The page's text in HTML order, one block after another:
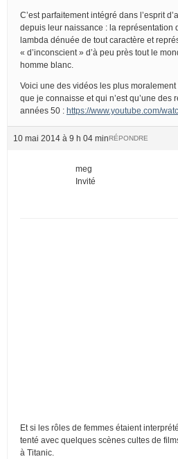
C’est parfaitement intégré dans l’esprit
depuis leur naissance : la représentation
lambda dénuée de tout caractère et
« d’inconscient » d’à peu près tout le
homme blanc.
Voici une des vidéos les plus
que je connaisse et qui n’est qu’une des
années 50 : https://www.youtube.com/
10 mai 2014 à 9 h 04 minRÉPONDRE
meg
Invité
Et si les rôles de femmes étaient
tenté avec quelques scènes cultes de
à Titanic.